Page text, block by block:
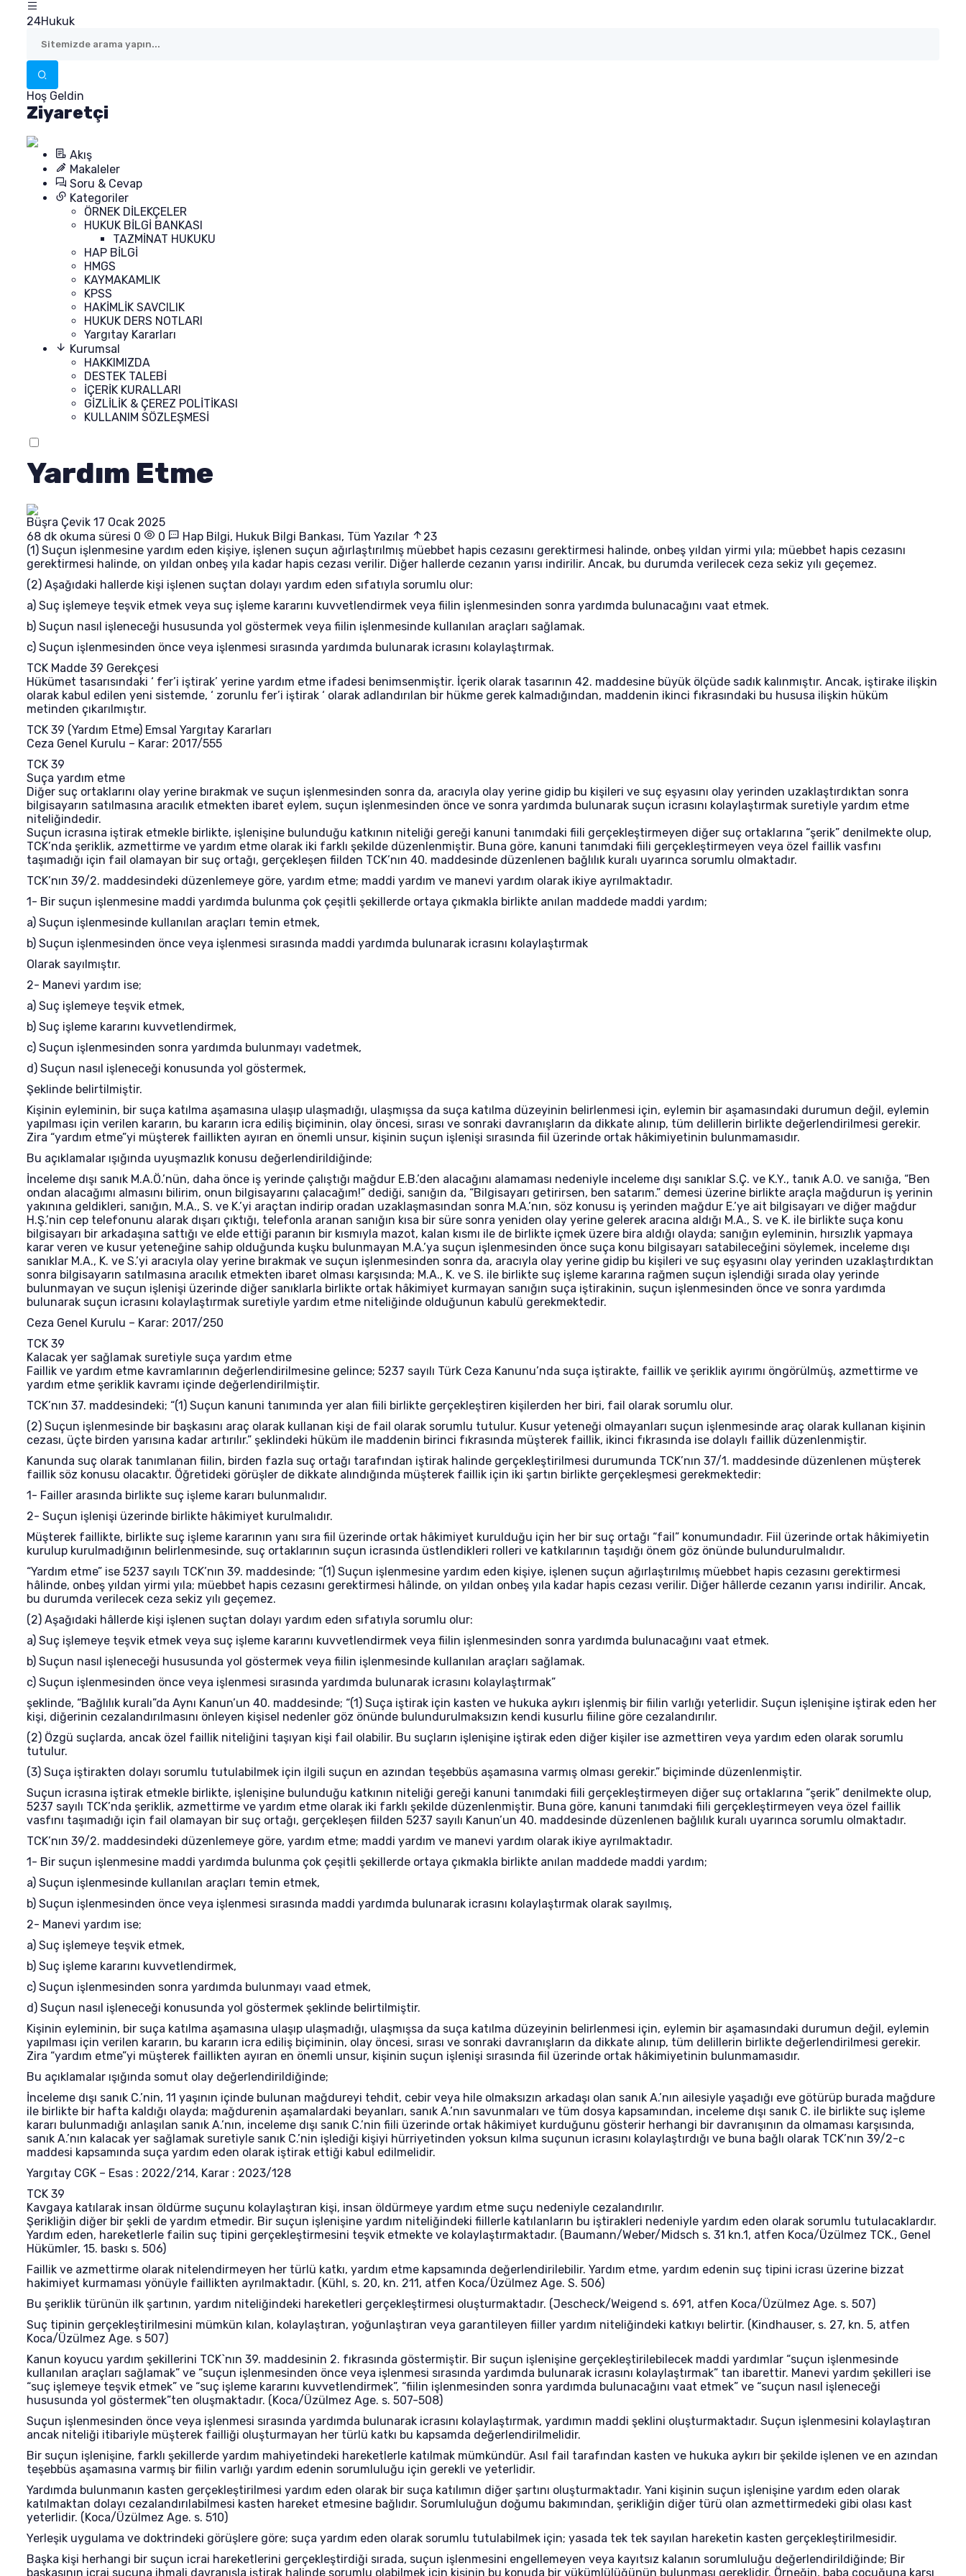
24Hukuk
Hoş Geldin
Ziyaretçi
Akış
Makaleler
Soru & Cevap
Kategoriler
ÖRNEK DİLEKÇELER
HUKUK BİLGİ BANKASI
TAZMİNAT HUKUKU
HAP BİLGİ
HMGS
KAYMAKAMLIK
KPSS
HAKİMLİK SAVCILIK
HUKUK DERS NOTLARI
Yargıtay Kararları
Kurumsal
HAKKIMIZDA
DESTEK TALEBİ
İÇERİK KURALLARI
GİZLİLİK & ÇEREZ POLİTİKASI
KULLANIM SÖZLEŞMESİ
Yardım Etme
Büşra Çevik 17 Ocak 2025
68 dk okuma süresi 0 0 Hap Bilgi, Hukuk Bilgi Bankası, Tüm Yazılar
23
(1) Suçun işlenmesine yardım eden kişiye, işlenen suçun ağırlaştırılmış müebbet hapis cezasını gerektirmesi halinde, onbeş yıldan yirmi yıla; müebbet hapis cezasını
gerektirmesi halinde, on yıldan onbeş yıla kadar hapis cezası verilir. Diğer hallerde cezanın yarısı indirilir. Ancak, bu durumda verilecek ceza sekiz yılı geçemez.
(2) Aşağıdaki hallerde kişi işlenen suçtan dolayı yardım eden sıfatıyla sorumlu olur:
a) Suç işlemeye teşvik etmek veya suç işleme kararını kuvvetlendirmek veya fiilin işlenmesinden sonra yardımda bulunacağını vaat etmek.
b) Suçun nasıl işleneceği hususunda yol göstermek veya fiilin işlenmesinde kullanılan araçları sağlamak.
c) Suçun işlenmesinden önce veya işlenmesi sırasında yardımda bulunarak icrasını kolaylaştırmak.
TCK Madde 39 Gerekçesi
Hükümet tasarısındaki ‘ fer’i iştirak’ yerine yardım etme ifadesi benimsenmiştir. İçerik olarak tasarının 42. maddesine büyük ölçüde sadık kalınmıştır. Ancak, iştirake ilişkin
olarak kabul edilen yeni sistemde, ‘ zorunlu fer’i iştirak ‘ olarak adlandırılan bir hükme gerek kalmadığından, maddenin ikinci fıkrasındaki bu hususa ilişkin hüküm
metinden çıkarılmıştır.
TCK 39 (Yardım Etme) Emsal Yargıtay Kararları
Ceza Genel Kurulu – Karar: 2017/555
TCK 39
Suça yardım etme
Diğer suç ortaklarını olay yerine bırakmak ve suçun işlenmesinden sonra da, aracıyla olay yerine gidip bu kişileri ve suç eşyasını olay yerinden uzaklaştırdıktan sonra
bilgisayarın satılmasına aracılık etmekten ibaret eylem, suçun işlenmesinden önce ve sonra yardımda bulunarak suçun icrasını kolaylaştırmak suretiyle yardım etme
niteliğindedir.
Suçun icrasına iştirak etmekle birlikte, işlenişine bulunduğu katkının niteliği gereği kanuni tanımdaki fiili gerçekleştirmeyen diğer suç ortaklarına “şerik” denilmekte olup,
TCK’nda şeriklik, azmettirme ve yardım etme olarak iki farklı şekilde düzenlenmiştir. Buna göre, kanuni tanımdaki fiili gerçekleştirmeyen veya özel faillik vasfını
taşımadığı için fail olamayan bir suç ortağı, gerçekleşen fiilden TCK’nın 40. maddesinde düzenlenen bağlılık kuralı uyarınca sorumlu olmaktadır.
TCK’nın 39/2. maddesindeki düzenlemeye göre, yardım etme; maddi yardım ve manevi yardım olarak ikiye ayrılmaktadır.
1- Bir suçun işlenmesine maddi yardımda bulunma çok çeşitli şekillerde ortaya çıkmakla birlikte anılan maddede maddi yardım;
a) Suçun işlenmesinde kullanılan araçları temin etmek,
b) Suçun işlenmesinden önce veya işlenmesi sırasında maddi yardımda bulunarak icrasını kolaylaştırmak
Olarak sayılmıştır.
2- Manevi yardım ise;
a) Suç işlemeye teşvik etmek,
b) Suç işleme kararını kuvvetlendirmek,
c) Suçun işlenmesinden sonra yardımda bulunmayı vadetmek,
d) Suçun nasıl işleneceği konusunda yol göstermek,
Şeklinde belirtilmiştir.
Kişinin eyleminin, bir suça katılma aşamasına ulaşıp ulaşmadığı, ulaşmışsa da suça katılma düzeyinin belirlenmesi için, eylemin bir aşamasındaki durumun değil, eylemin
yapılması için verilen kararın, bu kararın icra ediliş biçiminin, olay öncesi, sırası ve sonraki davranışların da dikkate alınıp, tüm delillerin birlikte değerlendirilmesi gerekir.
Zira “yardım etme”yi müşterek faillikten ayıran en önemli unsur, kişinin suçun işlenişi sırasında fiil üzerinde ortak hâkimiyetinin bulunmamasıdır.
Bu açıklamalar ışığında uyuşmazlık konusu değerlendirildiğinde;
İnceleme dışı sanık M.A.Ö.’nün, daha önce iş yerinde çalıştığı mağdur E.B.’den alacağını alamaması nedeniyle inceleme dışı sanıklar S.Ç. ve K.Y., tanık A.O. ve sanığa, “Ben
ondan alacağımı almasını bilirim, onun bilgisayarını çalacağım!” dediği, sanığın da, “Bilgisayarı getirirsen, ben satarım.” demesi üzerine birlikte araçla mağdurun iş yerinin
yakınına geldikleri, sanığın, M.A., S. ve K.’yi araçtan indirip oradan uzaklaşmasından sonra M.A.’nın, söz konusu iş yerinden mağdur E.’ye ait bilgisayarı ve diğer mağdur
H.Ş.’nin cep telefonunu alarak dışarı çıktığı, telefonla aranan sanığın kısa bir süre sonra yeniden olay yerine gelerek aracına aldığı M.A., S. ve K. ile birlikte suça konu
bilgisayarı bir arkadaşına sattığı ve elde ettiği paranın bir kısmıyla mazot, kalan kısmı ile de birlikte içmek üzere bira aldığı olayda; sanığın eyleminin, hırsızlık yapmaya
karar veren ve kusur yeteneğine sahip olduğunda kuşku bulunmayan M.A.’ya suçun işlenmesinden önce suça konu bilgisayarı satabileceğini söylemek, inceleme dışı
sanıklar M.A., K. ve S.’yi aracıyla olay yerine bırakmak ve suçun işlenmesinden sonra da, aracıyla olay yerine gidip bu kişileri ve suç eşyasını olay yerinden uzaklaştırdıktan
sonra bilgisayarın satılmasına aracılık etmekten ibaret olması karşısında; M.A., K. ve S. ile birlikte suç işleme kararına rağmen suçun işlendiği sırada olay yerinde
bulunmayan ve suçun işlenişi üzerinde diğer sanıklarla birlikte ortak hâkimiyet kurmayan sanığın suça iştirakinin, suçun işlenmesinden önce ve sonra yardımda
bulunarak suçun icrasını kolaylaştırmak suretiyle yardım etme niteliğinde olduğunun kabulü gerekmektedir.
Ceza Genel Kurulu – Karar: 2017/250
TCK 39
Kalacak yer sağlamak suretiyle suça yardım etme
Faillik ve yardım etme kavramlarının değerlendirilmesine gelince; 5237 sayılı Türk Ceza Kanunu’nda suça iştirakte, faillik ve şeriklik ayırımı öngörülmüş, azmettirme ve
yardım etme şeriklik kavramı içinde değerlendirilmiştir.
TCK’nın 37. maddesindeki; “(1) Suçun kanuni tanımında yer alan fiili birlikte gerçekleştiren kişilerden her biri, fail olarak sorumlu olur.
(2) Suçun işlenmesinde bir başkasını araç olarak kullanan kişi de fail olarak sorumlu tutulur. Kusur yeteneği olmayanları suçun işlenmesinde araç olarak kullanan kişinin
cezası, üçte birden yarısına kadar artırılır.” şeklindeki hüküm ile maddenin birinci fıkrasında müşterek faillik, ikinci fıkrasında ise dolaylı faillik düzenlenmiştir.
Kanunda suç olarak tanımlanan fiilin, birden fazla suç ortağı tarafından iştirak halinde gerçekleştirilmesi durumunda TCK’nın 37/1. maddesinde düzenlenen müşterek
faillik söz konusu olacaktır. Öğretideki görüşler de dikkate alındığında müşterek faillik için iki şartın birlikte gerçekleşmesi gerekmektedir:
1- Failler arasında birlikte suç işleme kararı bulunmalıdır.
2- Suçun işlenişi üzerinde birlikte hâkimiyet kurulmalıdır.
Müşterek faillikte, birlikte suç işleme kararının yanı sıra fiil üzerinde ortak hâkimiyet kurulduğu için her bir suç ortağı “fail” konumundadır. Fiil üzerinde ortak hâkimiyetin
kurulup kurulmadığının belirlenmesinde, suç ortaklarının suçun icrasında üstlendikleri rolleri ve katkılarının taşıdığı önem göz önünde bulundurulmalıdır.
“Yardım etme” ise 5237 sayılı TCK’nın 39. maddesinde; “(1) Suçun işlenmesine yardım eden kişiye, işlenen suçun ağırlaştırılmış müebbet hapis cezasını gerektirmesi
hâlinde, onbeş yıldan yirmi yıla; müebbet hapis cezasını gerektirmesi hâlinde, on yıldan onbeş yıla kadar hapis cezası verilir. Diğer hâllerde cezanın yarısı indirilir. Ancak,
bu durumda verilecek ceza sekiz yılı geçemez.
(2) Aşağıdaki hâllerde kişi işlenen suçtan dolayı yardım eden sıfatıyla sorumlu olur:
a) Suç işlemeye teşvik etmek veya suç işleme kararını kuvvetlendirmek veya fiilin işlenmesinden sonra yardımda bulunacağını vaat etmek.
b) Suçun nasıl işleneceği hususunda yol göstermek veya fiilin işlenmesinde kullanılan araçları sağlamak.
c) Suçun işlenmesinden önce veya işlenmesi sırasında yardımda bulunarak icrasını kolaylaştırmak”
şeklinde, “Bağlılık kuralı”da Aynı Kanun’un 40. maddesinde; “(1) Suça iştirak için kasten ve hukuka aykırı işlenmiş bir fiilin varlığı yeterlidir. Suçun işlenişine iştirak eden her
kişi, diğerinin cezalandırılmasını önleyen kişisel nedenler göz önünde bulundurulmaksızın kendi kusurlu fiiline göre cezalandırılır.
(2) Özgü suçlarda, ancak özel faillik niteliğini taşıyan kişi fail olabilir. Bu suçların işlenişine iştirak eden diğer kişiler ise azmettiren veya yardım eden olarak sorumlu
tutulur.
(3) Suça iştirakten dolayı sorumlu tutulabilmek için ilgili suçun en azından teşebbüs aşamasına varmış olması gerekir.” biçiminde düzenlenmiştir.
Suçun icrasına iştirak etmekle birlikte, işlenişine bulunduğu katkının niteliği gereği kanuni tanımdaki fiili gerçekleştirmeyen diğer suç ortaklarına “şerik” denilmekte olup,
5237 sayılı TCK’nda şeriklik, azmettirme ve yardım etme olarak iki farklı şekilde düzenlenmiştir. Buna göre, kanuni tanımdaki fiili gerçekleştirmeyen veya özel faillik
vasfını taşımadığı için fail olamayan bir suç ortağı, gerçekleşen fiilden 5237 sayılı Kanun’un 40. maddesinde düzenlenen bağlılık kuralı uyarınca sorumlu olmaktadır.
TCK’nın 39/2. maddesindeki düzenlemeye göre, yardım etme; maddi yardım ve manevi yardım olarak ikiye ayrılmaktadır.
1- Bir suçun işlenmesine maddi yardımda bulunma çok çeşitli şekillerde ortaya çıkmakla birlikte anılan maddede maddi yardım;
a) Suçun işlenmesinde kullanılan araçları temin etmek,
b) Suçun işlenmesinden önce veya işlenmesi sırasında maddi yardımda bulunarak icrasını kolaylaştırmak olarak sayılmış,
2- Manevi yardım ise;
a) Suç işlemeye teşvik etmek,
b) Suç işleme kararını kuvvetlendirmek,
c) Suçun işlenmesinden sonra yardımda bulunmayı vaad etmek,
d) Suçun nasıl işleneceği konusunda yol göstermek şeklinde belirtilmiştir.
Kişinin eyleminin, bir suça katılma aşamasına ulaşıp ulaşmadığı, ulaşmışsa da suça katılma düzeyinin belirlenmesi için, eylemin bir aşamasındaki durumun değil, eylemin
yapılması için verilen kararın, bu kararın icra ediliş biçiminin, olay öncesi, sırası ve sonraki davranışların da dikkate alınıp, tüm delillerin birlikte değerlendirilmesi gerekir.
Zira “yardım etme”yi müşterek faillikten ayıran en önemli unsur, kişinin suçun işlenişi sırasında fiil üzerinde ortak hâkimiyetinin bulunmamasıdır.
Bu açıklamalar ışığında somut olay değerlendirildiğinde;
İnceleme dışı sanık C.’nin, 11 yaşının içinde bulunan mağdureyi tehdit, cebir veya hile olmaksızın arkadaşı olan sanık A.’nın ailesiyle yaşadığı eve götürüp burada mağdure
ile birlikte bir hafta kaldığı olayda; mağdurenin aşamalardaki beyanları, sanık A.’nın savunmaları ve tüm dosya kapsamından, inceleme dışı sanık C. ile birlikte suç işleme
kararı bulunmadığı anlaşılan sanık A.’nın, inceleme dışı sanık C.’nin fiili üzerinde ortak hâkimiyet kurduğunu gösterir herhangi bir davranışının da olmaması karşısında,
sanık A.’nın kalacak yer sağlamak suretiyle sanık C.’nin işlediği kişiyi hürriyetinden yoksun kılma suçunun icrasını kolaylaştırdığı ve buna bağlı olarak TCK’nın 39/2-c
maddesi kapsamında suça yardım eden olarak iştirak ettiği kabul edilmelidir.
Yargıtay CGK – Esas : 2022/214, Karar : 2023/128
TCK 39
Kavgaya katılarak insan öldürme suçunu kolaylaştıran kişi, insan öldürmeye yardım etme suçu nedeniyle cezalandırılır.
Şerikliğin diğer bir şekli de yardım etmedir. Bir suçun işlenişine yardım niteliğindeki fiillerle katılanların bu iştirakleri nedeniyle yardım eden olarak sorumlu tutulacaklardır.
Yardım eden, hareketlerle failin suç tipini gerçekleştirmesini teşvik etmekte ve kolaylaştırmaktadır. (Baumann/Weber/Midsch s. 31 kn.1, atfen Koca/Üzülmez TCK., Genel
Hükümler, 15. baskı s. 506)
Faillik ve azmettirme olarak nitelendirmeyen her türlü katkı, yardım etme kapsamında değerlendirilebilir. Yardım etme, yardım edenin suç tipini icrası üzerine bizzat
hakimiyet kurmaması yönüyle faillikten ayrılmaktadır. (Kühl, s. 20, kn. 211, atfen Koca/Üzülmez Age. S. 506)
Bu şeriklik türünün ilk şartının, yardım niteliğindeki hareketleri gerçekleştirmesi oluşturmaktadır. (Jescheck/Weigend s. 691, atfen Koca/Üzülmez Age. s. 507)
Suç tipinin gerçekleştirilmesini mümkün kılan, kolaylaştıran, yoğunlaştıran veya garantileyen fiiller yardım niteliğindeki katkıyı belirtir. (Kindhauser, s. 27, kn. 5, atfen
Koca/Üzülmez Age. s 507)
Kanun koyucu yardım şekillerini TCK`nın 39. maddesinin 2. fıkrasında göstermiştir. Bir suçun işlenişine gerçekleştirilebilecek maddi yardımlar “suçun işlenmesinde
kullanılan araçları sağlamak” ve “suçun işlenmesinden önce veya işlenmesi sırasında yardımda bulunarak icrasını kolaylaştırmak” tan ibarettir. Manevi yardım şekilleri ise
“suç işlemeye teşvik etmek” ve “suç işleme kararını kuvvetlendirmek”, “fiilin işlenmesinden sonra yardımda bulunacağını vaat etmek” ve “suçun nasıl işleneceği
hususunda yol göstermek”ten oluşmaktadır. (Koca/Üzülmez Age. s. 507-508)
Suçun işlenmesinden önce veya işlenmesi sırasında yardımda bulunarak icrasını kolaylaştırmak, yardımın maddi şeklini oluşturmaktadır. Suçun işlenmesini kolaylaştıran
ancak niteliği itibariyle müşterek failliği oluşturmayan her türlü katkı bu kapsamda değerlendirilmelidir.
Bir suçun işlenişine, farklı şekillerde yardım mahiyetindeki hareketlerle katılmak mümkündür. Asıl fail tarafından kasten ve hukuka aykırı bir şekilde işlenen ve en azından
teşebbüs aşamasına varmış bir fiilin varlığı yardım edenin sorumluluğu için gerekli ve yeterlidir.
Yardımda bulunmanın kasten gerçekleştirilmesi yardım eden olarak bir suça katılımın diğer şartını oluşturmaktadır. Yani kişinin suçun işlenişine yardım eden olarak
katılmaktan dolayı cezalandırılabilmesi kasten hareket etmesine bağlıdır. Sorumluluğun doğumu bakımından, şerikliğin diğer türü olan azmettirmedeki gibi olası kast
yeterlidir. (Koca/Üzülmez Age. s. 510)
Yerleşik uygulama ve doktrindeki görüşlere göre; suça yardım eden olarak sorumlu tutulabilmek için; yasada tek tek sayılan hareketin kasten gerçekleştirilmesidir.
Başka kişi herhangi bir suçun icrai hareketlerini gerçekleştirdiği sırada, suçun işlenmesini engellemeyen veya kayıtsız kalanın sorumluluğu değerlendirildiğinde; Bir
başkasının icrai suçuna ihmali davranışla iştirak halinde sorumlu olabilmek için kişinin bu konuda bir yükümlülüğünün bulunması gereklidir. Örneğin, baba çocuğuna karşı